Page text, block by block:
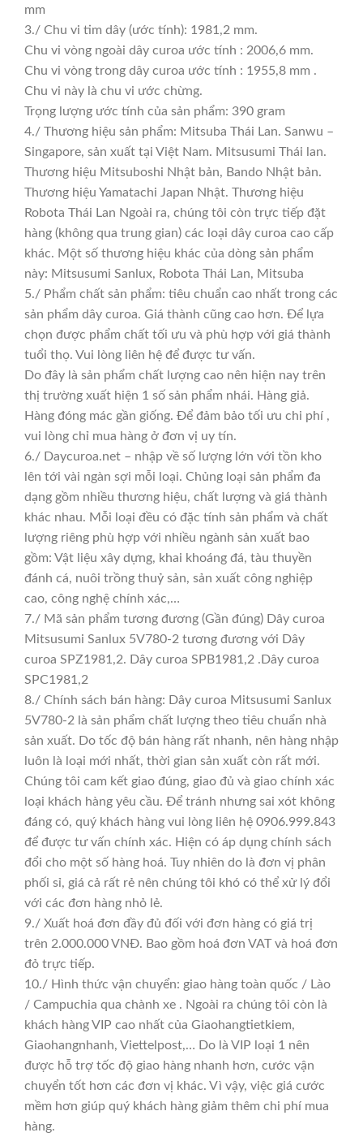
mm
3./ Chu vi tim dây (ước tính): 1981,2 mm.
Chu vi vòng ngoài dây curoa ước tính : 2006,6 mm.
Chu vi vòng trong dây curoa ước tính : 1955,8 mm .
Chu vi này là chu vi ước chừng.
Trọng lượng ước tính của sản phẩm: 390 gram
4./ Thương hiệu sản phẩm: Mitsuba Thái Lan. Sanwu –
Singapore, sản xuất tại Việt Nam. Mitsusumi Thái lan.
Thương hiệu Mitsuboshi Nhật bản, Bando Nhật bản.
Thương hiệu Yamatachi Japan Nhật. Thương hiệu
Robota Thái Lan Ngoài ra, chúng tôi còn trực tiếp đặt
hàng (không qua trung gian) các loại dây curoa cao cấp
khác. Một số thương hiệu khác của dòng sản phẩm
này: Mitsusumi Sanlux, Robota Thái Lan, Mitsuba
5./ Phẩm chất sản phẩm: tiêu chuẩn cao nhất trong các
sản phẩm dây curoa. Giá thành cũng cao hơn. Để lựa
chọn được phẩm chất tối ưu và phù hợp với giá thành
tuổi thọ. Vui lòng liên hệ để được tư vấn.
Do đây là sản phẩm chất lượng cao nên hiện nay trên
thị trường xuất hiện 1 số sản phẩm nhái. Hàng giả.
Hàng đóng mác gần giống. Để đảm bảo tối ưu chi phí ,
vui lòng chỉ mua hàng ở đơn vị uy tín.
6./ Daycuroa.net – nhập về số lượng lớn với tồn kho
lên tới vài ngàn sợi mỗi loại. Chủng loại sản phẩm đa
dạng gồm nhiều thương hiệu, chất lượng và giá thành
khác nhau. Mỗi loại đều có đặc tính sản phẩm và chất
lượng riêng phù hợp với nhiều ngành sản xuất bao
gồm: Vật liệu xây dựng, khai khoáng đá, tàu thuyền
đánh cá, nuôi trồng thuỷ sản, sản xuất công nghiệp
cao, công nghệ chính xác,…
7./ Mã sản phẩm tương đương (Gần đúng) Dây curoa
Mitsusumi Sanlux 5V780-2 tương đương với Dây
curoa SPZ1981,2. Dây curoa SPB1981,2 .Dây curoa
SPC1981,2
8./ Chính sách bán hàng: Dây curoa Mitsusumi Sanlux
5V780-2 là sản phẩm chất lượng theo tiêu chuẩn nhà
sản xuất. Do tốc độ bán hàng rất nhanh, nên hàng nhập
luôn là loại mới nhất, thời gian sản xuất còn rất mới.
Chúng tôi cam kết giao đúng, giao đủ và giao chính xác
loại khách hàng yêu cầu. Để tránh nhưng sai xót không
đáng có, quý khách hàng vui lòng liên hệ 0906.999.843
để được tư vấn chính xác. Hiện có áp dụng chính sách
đổi cho một số hàng hoá. Tuy nhiên do là đơn vị phân
phối sỉ, giá cả rất rẻ nên chúng tôi khó có thể xử lý đổi
với các đơn hàng nhỏ lẻ.
9./ Xuất hoá đơn đầy đủ đối với đơn hàng có giá trị
trên 2.000.000 VNĐ. Bao gồm hoá đơn VAT và hoá đơn
đỏ trực tiếp.
10./ Hình thức vận chuyển: giao hàng toàn quốc / Lào
/ Campuchia qua chành xe . Ngoài ra chúng tôi còn là
khách hàng VIP cao nhất của Giaohangtietkiem,
Giaohangnhanh, Viettelpost,… Do là VIP loại 1 nên
được hỗ trợ tốc độ giao hàng nhanh hơn, cước vận
chuyển tốt hơn các đơn vị khác. Vì vậy, việc giá cước
mềm hơn giúp quý khách hàng giảm thêm chi phí mua
hàng.